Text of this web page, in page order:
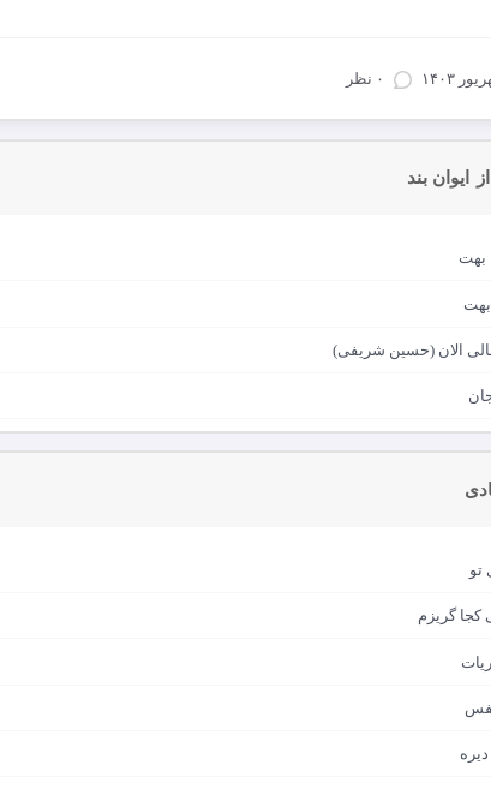
۰ نظر
ایوان بند
بهت
بهت
الان (حسین شریفی)
تو
کجا گریزم